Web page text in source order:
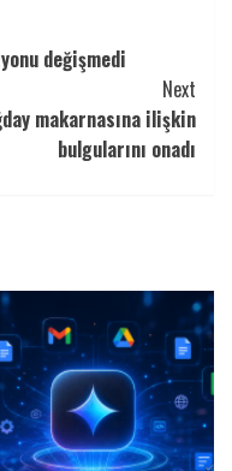
değişmedi
Next
makarnasına ilişkin
bulgularını onadı